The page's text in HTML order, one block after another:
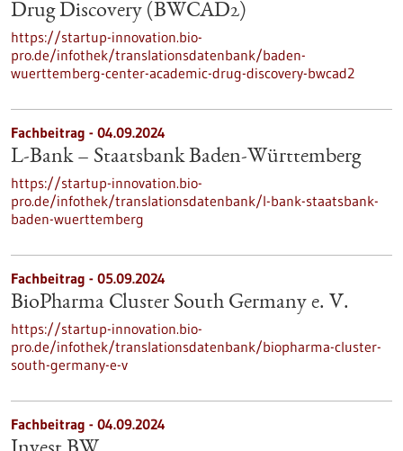
Drug Discovery (BWCAD2)
https://startup-innovation.bio-
pro.de/infothek/translationsdatenbank/baden-
wuerttemberg-center-academic-drug-discovery-bwcad2
Fachbeitrag - 04.09.2024
L-Bank – Staatsbank Baden-Württemberg
https://startup-innovation.bio-
pro.de/infothek/translationsdatenbank/l-bank-staatsbank-
baden-wuerttemberg
Fachbeitrag - 05.09.2024
BioPharma Cluster South Germany e. V.
https://startup-innovation.bio-
pro.de/infothek/translationsdatenbank/biopharma-cluster-
south-germany-e-v
Fachbeitrag - 04.09.2024